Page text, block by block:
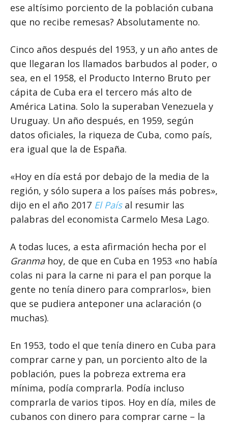
ese altísimo porciento de la población cubana
que no recibe remesas? Absolutamente no.
Cinco años después del 1953, y un año antes de
que llegaran los llamados barbudos al poder, o
sea, en el 1958, el Producto Interno Bruto per
cápita de Cuba era el tercero más alto de
América Latina. Solo la superaban Venezuela y
Uruguay. Un año después, en 1959, según
datos oficiales, la riqueza de Cuba, como país,
era igual que la de España.
«Hoy en día está por debajo de la media de la
región, y sólo supera a los países más pobres»,
dijo en el año 2017 El Paísal resumir las
palabras del economista Carmelo Mesa Lago.
A todas luces, a esta afirmación hecha por el
Granmahoy, de que en Cuba en 1953 «no había
colas ni para la carne ni para el pan porque la
gente no tenía dinero para comprarlos», bien
que se pudiera anteponer una aclaración (o
muchas).
En 1953, todo el que tenía dinero en Cuba para
comprar carne y pan, un porciento alto de la
población, pues la pobreza extrema era
mínima, podía comprarla. Podía incluso
comprarla de varios tipos. Hoy en día, miles de
cubanos con dinero para comprar carne – la